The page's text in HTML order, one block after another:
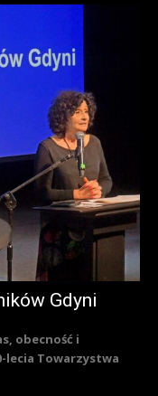
Gdyni
obecność i
lecia Towarzystwa